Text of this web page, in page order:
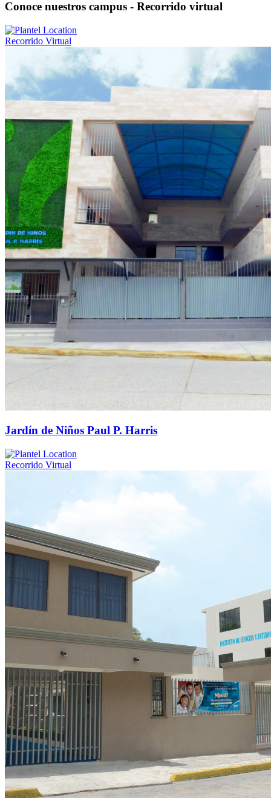
Conoce nuestros campus - Recorrido virtual
Recorrido Virtual
Jardín de Niños Paul P. Harris
Recorrido Virtual